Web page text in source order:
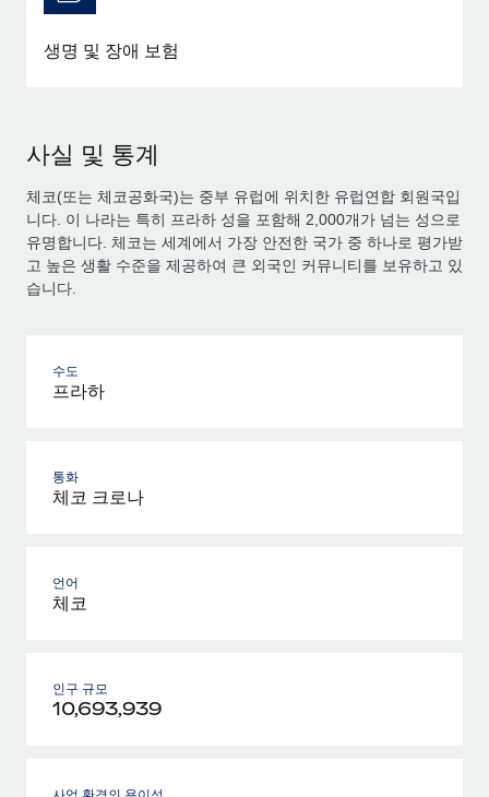
생명 및 장애 보험
사실 및 통계
체코(또는 체코공화국)는 중부 유럽에 위치한 유럽연합 회원국입
니다. 이 나라는 특히 프라하 성을 포함해 2,000개가 넘는 성으로
유명합니다. 체코는 세계에서 가장 안전한 국가 중 하나로 평가받
고 높은 생활 수준을 제공하여 큰 외국인 커뮤니티를 보유하고 있
습니다.
수도
프라하
통화
체코 크로나
언어
체코
인구 규모
10,693,939